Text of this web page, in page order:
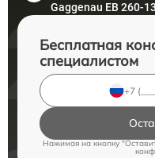
Gaggenau EB 260-
Бесплатная
специалистом
Нажимая на кнопку